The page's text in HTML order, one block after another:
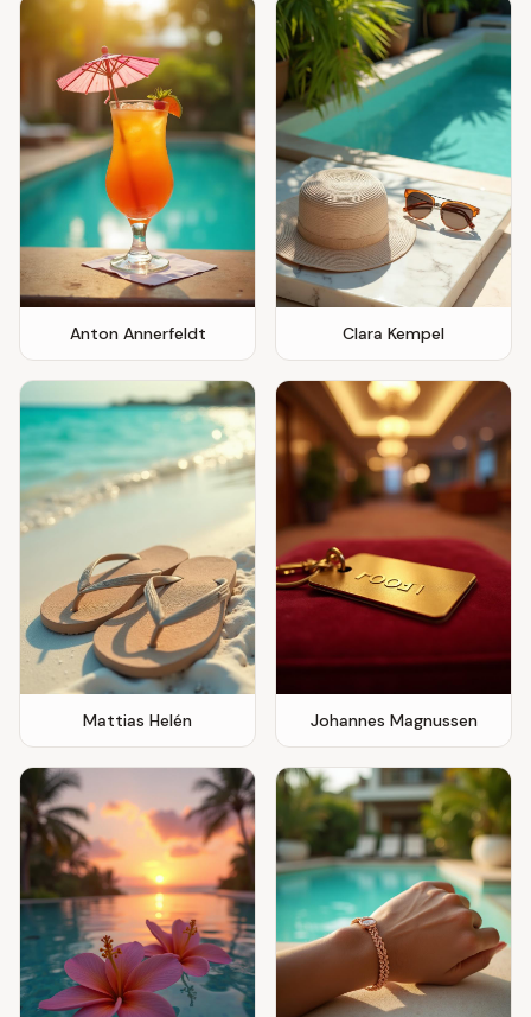
Anton Annerfeldt Clara Kempel
Mattias Helén Johannes Magnussen